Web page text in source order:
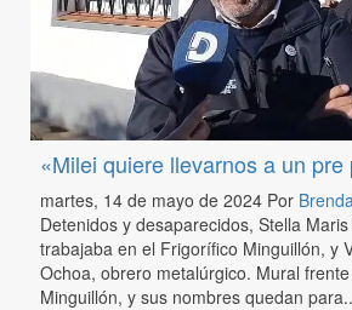
«Milei quiere llevarnos a un pre
martes, 14 de mayo de 2024 Por
Detenidos y desaparecidos, Stella
trabajaba en el Frigorífico Minguillón, y
Ochoa, obrero metalúrgico. Mural
Minguillón, y sus nombres quedan